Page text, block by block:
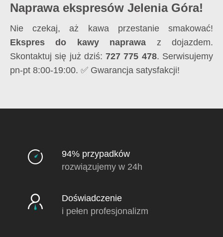
Naprawa ekspresów Jelenia Góra!
Nie czekaj, aż kawa przestanie smakować!
Ekspres do kawy naprawa z dojazdem.
Skontaktuj się już dziś:727 775 478. Serwisujemy
pn-pt 8:00-19:00. ✅ Gwarancja satysfakcji!
94% przypadków
rozwiązujemy w 24h
Doświadczenie
i pełen profesjonalizm